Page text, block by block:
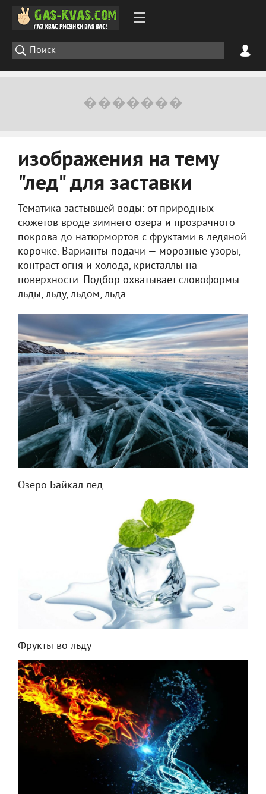
изображения на тему
"лед" для заставки
Тематика застывшей воды: от природных
сюжетов вроде зимнего озера и прозрачного
покрова до натюрмортов с фруктами в ледяной
корочке. Варианты подачи — морозные узоры,
контраст огня и холода, кристаллы на
поверхности. Подбор охватывает словоформы:
льды, льду, льдом, льда.
Озеро Байкал лед
Фрукты во льду